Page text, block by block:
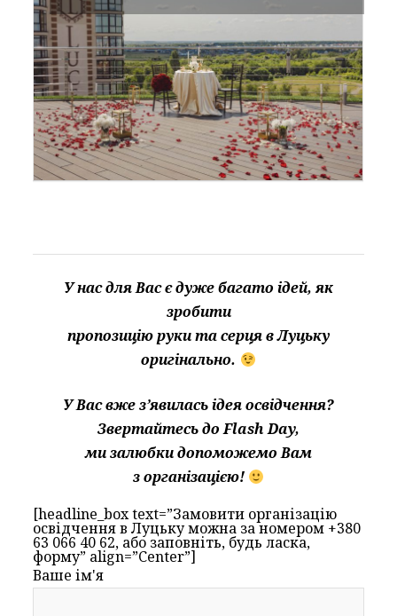
У нас для Вас є дуже багато ідей, як
зробити
пропозицію руки та серця в Луцьку
оригінально.
У Вас вже з’явилась ідея освідчення?
Звертайтесь до Flash Day,
ми залюбки допоможемо Вам
з організацією!
[headline_box text=”Замовити організацію
освідчення в Луцьку можна за номером +380
63 066 40 62, або заповніть, будь ласка,
форму” align=”Center”]
Ваше ім'я